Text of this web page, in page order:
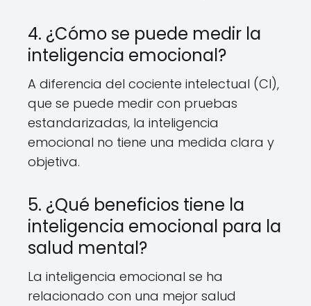
4. ¿Cómo se puede medir la
inteligencia emocional?
A diferencia del cociente intelectual (CI),
que se puede medir con pruebas
estandarizadas, la inteligencia
emocional no tiene una medida clara y
objetiva.
5. ¿Qué beneficios tiene la
inteligencia emocional para la
salud mental?
La inteligencia emocional se ha
relacionado con una mejor salud